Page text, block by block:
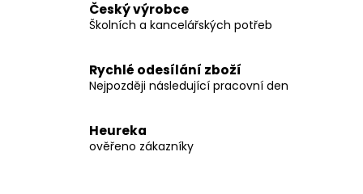
Český výrobce
Školních a kancelářských potřeb
Rychlé odesílání zboží
Nejpozději následující pracovní den
Heureka
ověřeno zákazníky